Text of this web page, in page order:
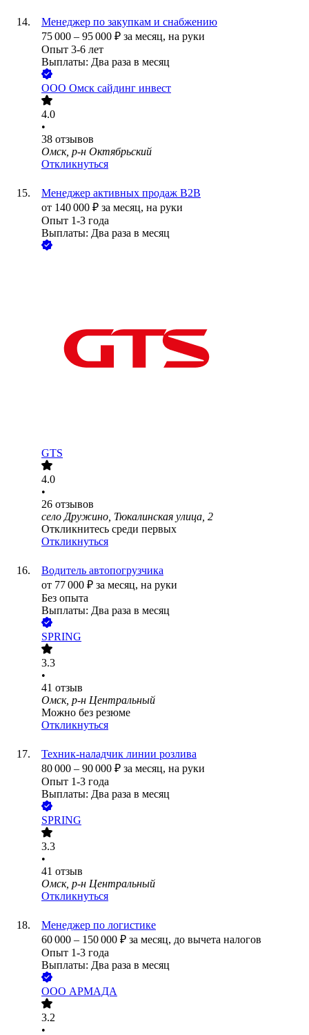
Менеджер по закупкам и снабжению
75 000 – 95 000 ₽ за месяц, на руки
Опыт 3-6 лет
Выплаты: Два раза в месяц
ООО Омск сайдинг инвест
4.0
•
38 отзывов
Омск, р-н Октябрьский
Откликнуться
Менеджер активных продаж B2B
от 140 000 ₽ за месяц, на руки
Опыт 1-3 года
Выплаты: Два раза в месяц
GTS
4.0
•
26 отзывов
село Дружино, Тюкалинская улица, 2
Откликнитесь среди первых
Откликнуться
Водитель автопогрузчика
от 77 000 ₽ за месяц, на руки
Без опыта
Выплаты: Два раза в месяц
SPRING
3.3
•
41 отзыв
Омск, р-н Центральный
Можно без резюме
Откликнуться
Техник-наладчик линии розлива
80 000 – 90 000 ₽ за месяц, на руки
Опыт 1-3 года
Выплаты: Два раза в месяц
SPRING
3.3
•
41 отзыв
Омск, р-н Центральный
Откликнуться
Менеджер по логистике
60 000 – 150 000 ₽ за месяц, до вычета налогов
Опыт 1-3 года
Выплаты: Два раза в месяц
ООО АРМАДА
3.2
•